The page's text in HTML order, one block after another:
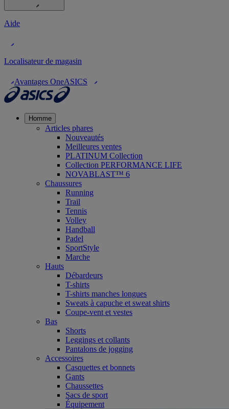
Aide
Localisateur de magasin
Avantages OneASICS
Homme
Articles phares
Nouveautés
Meilleures ventes
PLATINUM Collection
Collection PERFORMANCE LIFE
NOVABLAST™ 6
Chaussures
Running
Trail
Tennis
Volley
Handball
Padel
SportStyle
Marche
Hauts
Débardeurs
T-shirts
T-shirts manches longues
Sweats à capuche et sweat shirts
Coupe-vent et vestes
Bas
Shorts
Leggings et collants
Pantalons de jogging
Accessoires
Casquettes et bonnets
Gants
Chaussettes
Sacs de sport
Équipement